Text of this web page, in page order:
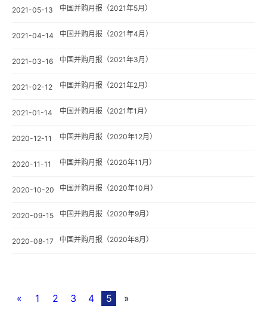
中国并购月报（2021年5月）
2021-05-13
中国并购月报（2021年4月）
2021-04-14
中国并购月报（2021年3月）
2021-03-16
中国并购月报（2021年2月）
2021-02-12
中国并购月报（2021年1月）
2021-01-14
中国并购月报（2020年12月）
2020-12-11
中国并购月报（2020年11月）
2020-11-11
中国并购月报（2020年10月）
2020-10-20
中国并购月报（2020年9月）
2020-09-15
中国并购月报（2020年8月）
2020-08-17
« 1 2 3 4 5 »